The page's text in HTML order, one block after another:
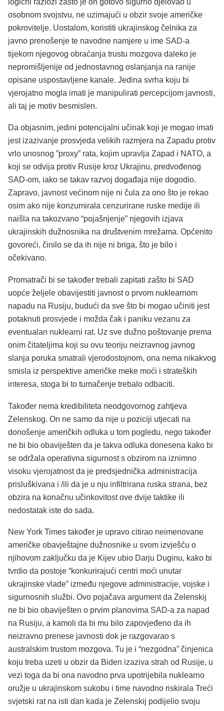
osobnom svojstvu, ne uzimajući u obzir svoje američke
pokrovitelje. Uostalom, koristiti ukrajinskog čelnika za
javno prenošenje te navodne namjere u ime SAD-a
tijekom njegovog obraćanja trustu mozgova daleko je
nepromišljenije od jednostavnog oslanjanja na ranije
opisane uspostavljene kanale. Jedina svrha koju bi
vjerojatno mogla imati je manipulirati percepcijom javnosti,
ali taj je motiv besmislen.
Da objasnim, jedini potencijalni učinak koji je mogao imati
jest izazivanje prosvjeda velikih razmjera na Zapadu protiv
vrlo unosnog ”proxy” rata, kojim upravlja Zapad i NATO, a
koji se odvija protiv Rusije kroz Ukrajinu, predvođenog
SAD-om, iako se takav razvoj događaja nije dogodio.
Zapravo, javnost većinom nije ni čula za ono što je rekao
osim ako nije konzumirala cenzurirane ruske medije ili
naišla na takozvano “pojašnjenje” njegovih izjava
ukrajinskih dužnosnika na društvenim mrežama. Općenito
govoreći, činilo se da ih nije ni briga, što je bilo i
očekivano.
Promatrači bi se također trebali zapitati zašto bi SAD
uopće željele obavijestiti javnost o prvom nuklearnom
napadu na Rusiju, budući da sve što bi mogao učiniti jest
potaknuti prosvjede i možda čak i paniku vezanu za
eventualan nuklearni rat. Uz sve dužno poštovanje prema
onim čitateljima koji su ovu teoriju neizravnog javnog
slanja poruka smatrali vjerodostojnom, ona nema nikakvog
smisla iz perspektive američke meke moći i strateških
interesa, stoga bi to tumačenje trebalo odbaciti.
Također nema kredibiliteta neodgovornog zahtjeva
Zelenskog. On ne samo da nije u poziciji utjecati na
donošenje američkih odluka u tom pogledu, nego također
ne bi bio obaviješten da je takva odluka donesena kako bi
se održala operativna sigurnost s obzirom na iznimno
visoku vjerojatnost da je predsjednička administracija
prisluškivana i /ili da je u nju infiltrirana ruska strana, bez
obzira na konačnu učinkovitost ove dvije taktike ili
nedostatak iste do sada.
New York Times također je upravo citirao neimenovane
američke obavještajne dužnosnike u svom izvješću o
njihovom zaključku da je Kijev ubio Darju Duginu, kako bi
tvrdio da postoje “konkurirajući centri moći unutar
ukrajinske vlade” između njegove administracije, vojske i
sigurnosnih službi. Ovo pojačava argument da Zelenskij
ne bi bio obaviješten o prvim planovima SAD-a za napad
na Rusiju, a kamoli da bi mu bilo zapovjeđeno da ih
neizravno prenese javnosti dok je razgovarao s
australskim trustom mozgova. Tu je i “nezgodna” činjenica
koju treba uzeti u obzir da Biden izaziva strah od Rusije, u
vezi toga da bi ona navodno prva upotrijebila nuklearno
oružje u ukrajinskom sukobu i time navodno riskirala Treći
svjetski rat na isti dan kada je Zelenskij podijelio svoju